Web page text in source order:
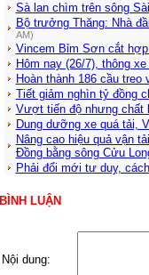
Sà lan chìm trên sông
Bộ trưởng Thăng: Nhà
AM)
Vincem Bỉm Sơn cắt
Hôm nay (26/7), thông
Hoàn thành 186 cầu treo
Tiết giảm nghìn tỷ đồng
Vượt tiến độ nhưng chất
Dung dưỡng xe quá tải,
Nâng cao hiệu quả vận
Đồng bằng sông Cửu
Phải đổi mới tư duy,
BÌNH LUẬN
Nội dung: